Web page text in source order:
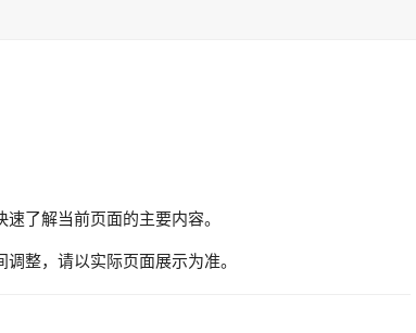
了解当前页面的主要内容。
整，请以实际页面展示为准。